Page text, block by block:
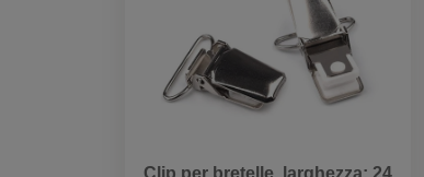
Clip per bretelle, larghezza: 24